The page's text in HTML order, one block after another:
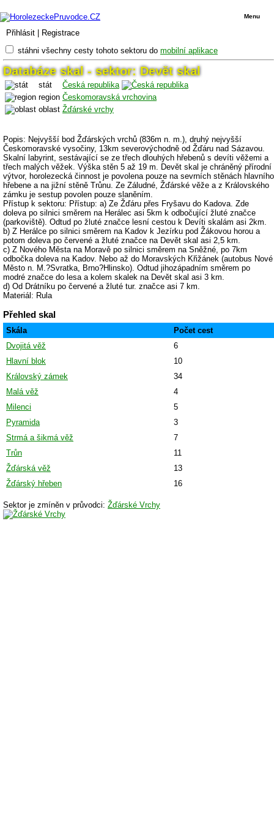
Přihlásit Registrace
Menu
stáhni všechny cesty tohoto sektoru do mobilní aplikace
Databáze skal - sektor: Devět skal
stát
Česká republika
region Českomoravská vrchovina
oblast Žďárské vrchy
Popis: Nejvyšší bod Žďárských vrchů (836m n. m.), druhý nejvyšší
Českomoravské vysočiny, 13km severovýchodně od Žďáru nad Sázavou.
Skalní labyrint, sestávající se ze třech dlouhých hřebenů s devíti věžemi a
třech malých věžek. Výška stěn 5 až 19 m. Devět skal je chráněný přírodní
výtvor, horolezecká činnost je povolena pouze na sevrních stěnách hlavního
hřebene a na jižní stěně Trůnu. Ze Záludné, Žďárské věže a z Královského
zámku je sestup povolen pouze slaněním.
Přístup k sektoru: Přístup: a) Ze Žďáru přes Fryšavu do Kadova. Zde
doleva po silnici směrem na Herálec asi 5km k odbočující žluté značce
(parkoviště). Odtud po žluté značce lesní cestou k Devíti skalám asi 2km.
b) Z Herálce po silnici směrem na Kadov k Jezírku pod Žákovou horou a
potom doleva po červené a žluté značce na Devět skal asi 2,5 km.
c) Z Nového Města na Moravě po silnici směrem na Sněžné, po 7km
odbočka doleva na Kadov. Nebo až do Moravských Křižánek (autobus Nové
Město n. M.?Svratka, Brno?Hlinsko). Odtud jihozápadním směrem po
modré značce do lesa a kolem skalek na Devět skal asi 3 km.
d) Od Drátníku po červené a žluté tur. značce asi 7 km.
Materiál: Rula
Přehled skal
Skála
Počet cest
Dvojitá věž
6
Hlavní blok
10
Královský zámek
34
Malá věž
4
Milenci
5
Pyramida
3
Strmá a šikmá věž
7
Trůn
11
Žďárská věž
13
Žďárský hřeben
16
Sektor je zmíněn v průvodci: Žďárské Vrchy